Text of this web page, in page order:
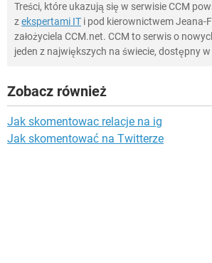
Treści, które ukazują się w serwisie CCM
zekspertami IT i pod kierownictwem Jeana-
założyciela CCM.net. CCM to serwis o
jeden z największych na świecie, dostępny
Zobacz również
Jak skomentowac relacje na ig
Jak skomentować na Twitterze